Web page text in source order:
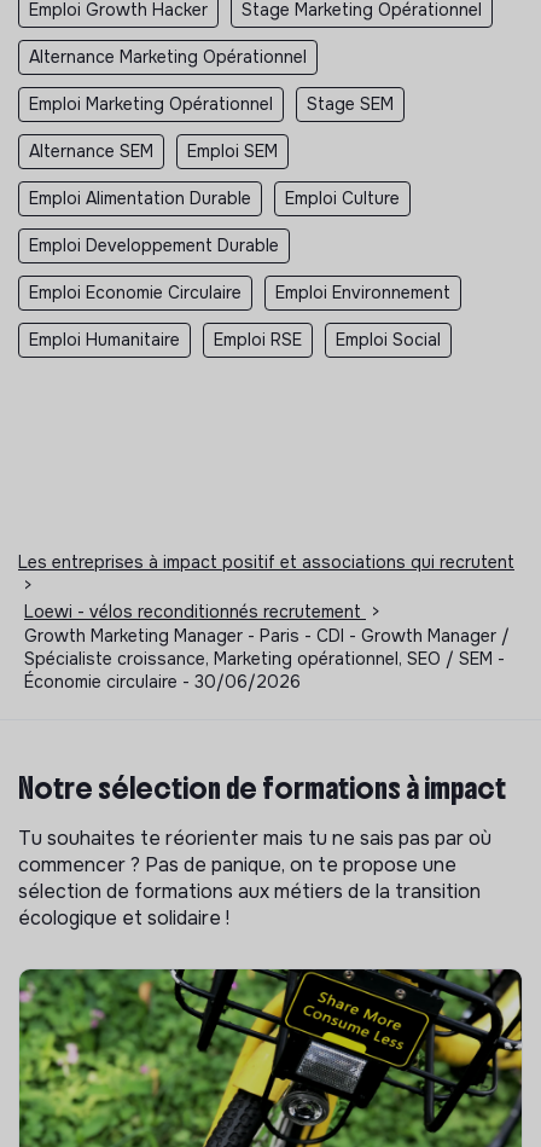
Emploi Growth Hacker Stage Marketing Opérationnel
Alternance Marketing Opérationnel
Emploi Marketing Opérationnel Stage SEM
Alternance SEM Emploi SEM
Emploi Alimentation Durable Emploi Culture
Emploi Developpement Durable
Emploi Economie Circulaire Emploi Environnement
Emploi Humanitaire Emploi RSE Emploi Social
Les entreprises à impact positif et associations qui recrutent
>
Loewi - vélos reconditionnés recrutement
>
Growth Marketing Manager - Paris - CDI - Growth Manager /
Spécialiste croissance, Marketing opérationnel, SEO / SEM -
Économie circulaire - 30/06/2026
Notre sélection de formations à impact
Tu souhaites te réorienter mais tu ne sais pas par où
commencer ? Pas de panique, on te propose une
sélection de formations aux métiers de la transition
écologique et solidaire !